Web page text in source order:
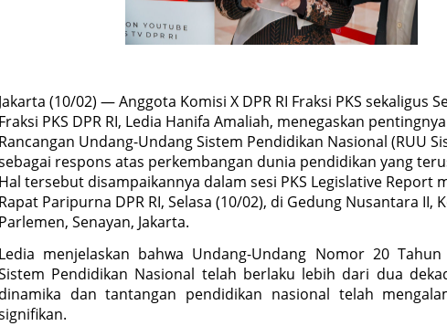
Jakarta (10/02) — Anggota Komisi X DPR RI Fraksi PKS sekaligus
Fraksi PKS DPR RI, Ledia Hanifa Amaliah, menegaskan
Rancangan Undang-Undang Sistem Pendidikan Nasional (RUU
respons atas perkembangan dunia pendidikan yang
Hal tersebut disampaikannya dalam sesi PKS Legislative Report
Rapat Paripurna DPR RI, Selasa (10/02), di Gedung Nusantara II,
Parlemen, Senayan, Jakarta.
Ledia menjelaskan bahwa Undang-Undang Nomor 20
Pendidikan Nasional telah berlaku lebih dari dua
dinamika dan tantangan pendidikan nasional telah